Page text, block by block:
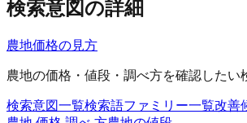
検索意図の詳細
農地価格の見方
農地の価格・値段・調べ方を確認したい
検索意図一覧検索語ファミリー一覧改善